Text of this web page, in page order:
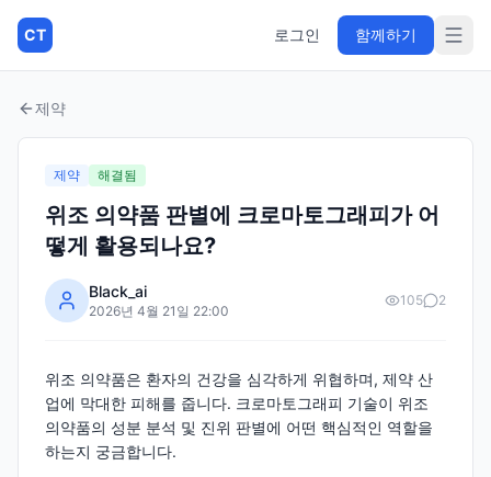
CT 로그인 함께하기
제약
제약 해결됨
위조 의약품 판별에 크로마토그래피가 어
떻게 활용되나요?
Black_ai
2026년 4월 21일 22:00
105 2
위조 의약품은 환자의 건강을 심각하게 위협하며, 제약 산
업에 막대한 피해를 줍니다. 크로마토그래피 기술이 위조
의약품의 성분 분석 및 진위 판별에 어떤 핵심적인 역할을
하는지 궁금합니다.